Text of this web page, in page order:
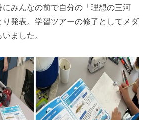
みんなの前で自分の「理想の三河
発表。学習ツアーの修了としてメダ
ました。